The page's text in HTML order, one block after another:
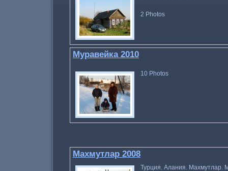
2 Photos
Муравейка 2010
10 Photos
Махмутлар 2008
Турция. Алания. Махмутлар.